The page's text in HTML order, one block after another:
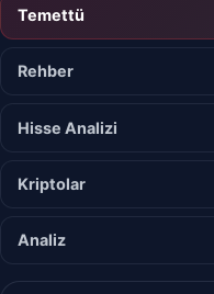
Temettü
Rehber
Hisse Analizi
Kriptolar
Analiz